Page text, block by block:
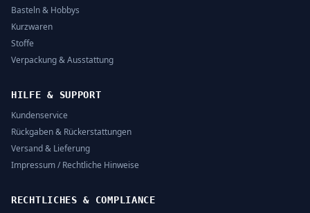
Basteln & Hobbys
Kurzwaren
Stoffe
Verpackung & Ausstattung
HILFE & SUPPORT
Kundenservice
Rückgaben & Rückerstattungen
Versand & Lieferung
Impressum / Rechtliche Hinweise
RECHTLICHES & COMPLIANCE